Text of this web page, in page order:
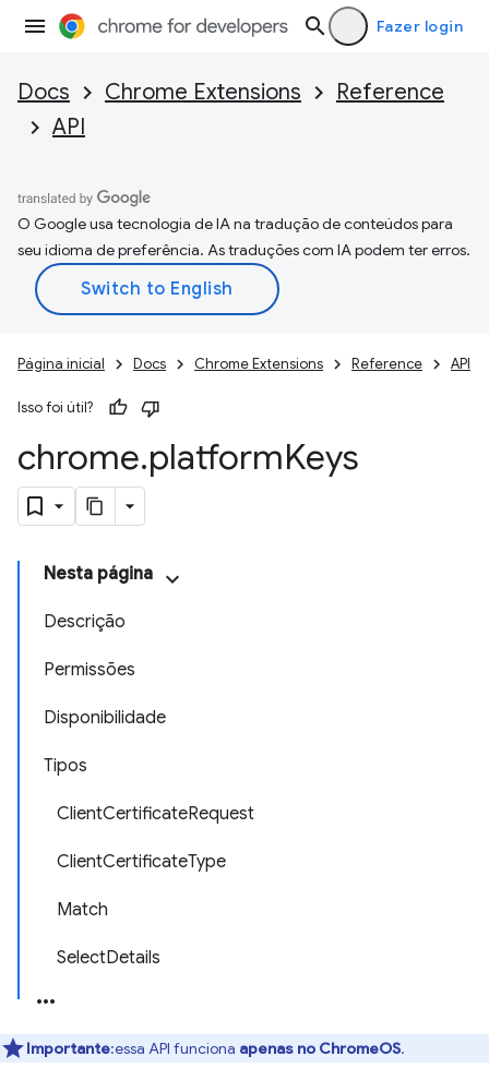
Fazer login
Docs Chrome Extensions
Reference
API
O Google usa tecnologia de IA na tradução de conteúdos para
seu idioma de preferência. As traduções com IA podem ter erros.
Página inicial Docs Chrome Extensions Reference API
Isso foi útil?
chrome.platformKeys
Nesta página
Descrição
Permissões
Disponibilidade
Tipos
ClientCertificateRequest
ClientCertificateType
Match
SelectDetails
Importante:essa API funciona apenas no ChromeOS.